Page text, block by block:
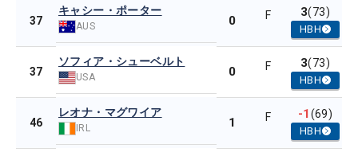
37
キャシー・ポーター
AUS 0 F 3(73)
HBH
37
ソフィア・シューベルト
USA 0 F 3(73)
HBH
46
レオナ・マグワイア
IRL 1 F -1(69)
HBH